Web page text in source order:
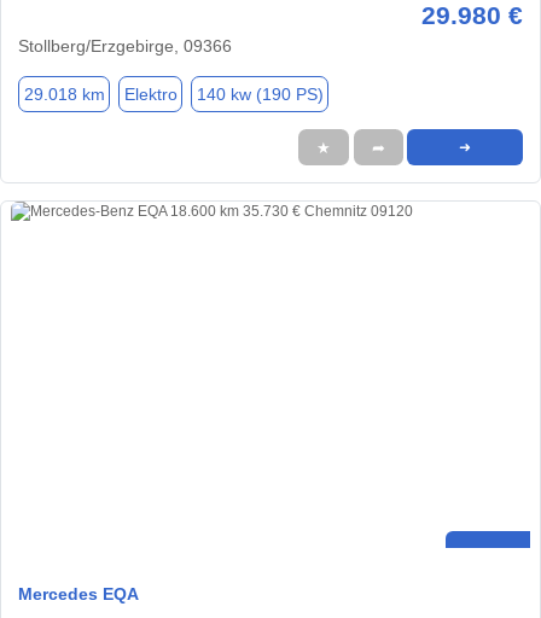
29.980 €
Stollberg/Erzgebirge, 09366
29.018 km Elektro 140 kw (190 PS)
★ ➦ ➜
Mercedes EQA